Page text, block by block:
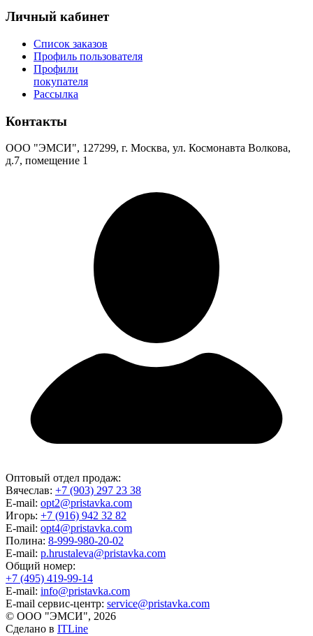
Личный кабинет
Список заказов
Профиль пользователя
Профили
покупателя
Рассылка
Контакты
ООО "ЭМСИ", 127299, г. Москва, ул. Космонавта Волкова,
д.7, помещение 1
Оптовый отдел продаж:
Вячеслав: +7 (903) 297 23 38
E-mail: opt2@pristavka.com
Игорь: +7 (916) 942 32 82
E-mail: opt4@pristavka.com
Полина: 8-999-980-20-02
E-mail: p.hrustaleva@pristavka.com
Общий номер:
+7 (495) 419-99-14
E-mail: info@pristavka.com
E-mail сервис-центр: service@pristavka.com
© ООО "ЭМСИ", 2026
Сделано в ITLine